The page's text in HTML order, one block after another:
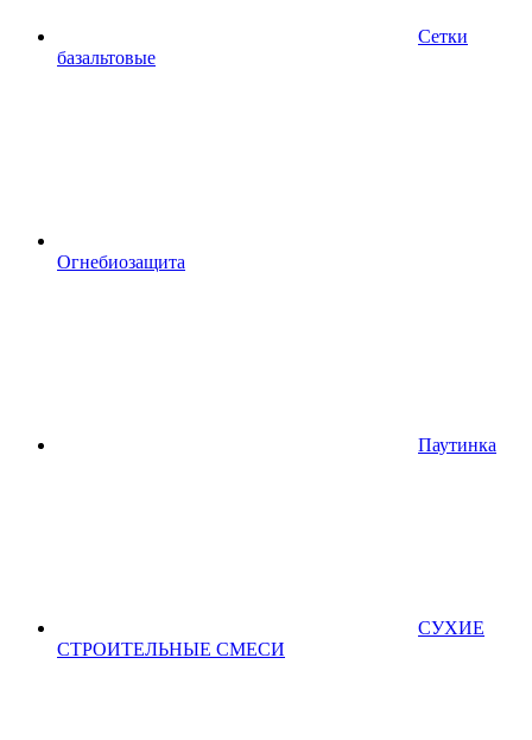
Сетки
базальтовые
Огнебиозащита
Паутинка
СУХИЕ
СТРОИТЕЛЬНЫЕ СМЕСИ